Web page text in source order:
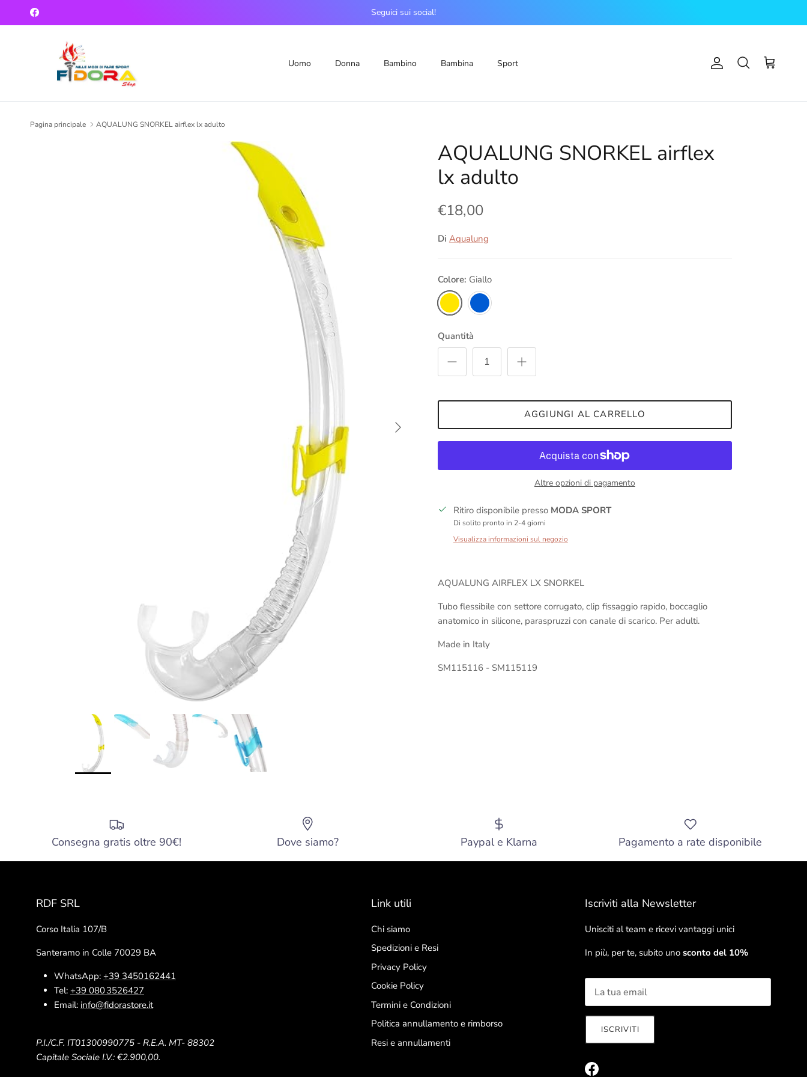
Passa ai contenuti
Facebook Seguici sui social!
Uomo Donna Bambino Bambina Sport Account
Cerca Carrello
Pagina principale AQUALUNG SNORKEL airflex lx adulto
Avanti
AQUALUNG SNORKEL airflex
lx adulto
€18,00
Di Aqualung
Colore: Giallo
Giallo
Blu
Quantità
AGGIUNGI AL CARRELLO
Altre opzioni di pagamento
Ritiro disponibile presso MODA SPORT
Di solito pronto in 2-4 giorni
Visualizza informazioni sul negozio
AQUALUNG AIRFLEX LX SNORKEL
Tubo flessibile con settore corrugato, clip fissaggio rapido, boccaglio
anatomico in silicone, paraspruzzi con canale di scarico. Per adulti.
Made in Italy
SM115116 - SM115119
Consegna gratis oltre 90€! Dove siamo? Paypal e Klarna Pagamento a rate disponibile
RDF SRL
Corso Italia 107/B
Santeramo in Colle 70029 BA
WhatsApp: +39 3450162441
Tel: +39 080 3526427
Email: info@fidorastore.it
P.I./C.F. IT01300990775 - R.E.A. MT- 88302
Capitale Sociale I.V.: €2.900,00.
Link utili
Chi siamo
Spedizioni e Resi
Privacy Policy
Cookie Policy
Termini e Condizioni
Politica annullamento e rimborso
Resi e annullamenti
Iscriviti alla Newsletter
Unisciti al team e ricevi vantaggi unici
In più, per te, subito uno sconto del 10%
ISCRIVITI
Facebook